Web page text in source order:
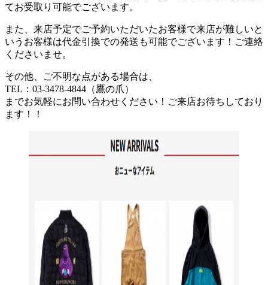
てお受取り可能でございます。
また、来店予定でご予約いただいたお客様で来店が難しいと
いうお客様は代金引換での発送も可能でございます！ご連絡
くださいませ。
その他、ご不明な点がある場合は、
TEL：03-3478-4844（鷹の爪）
までお気軽にお問い合わせください！ご来店お待ちしており
ます！！